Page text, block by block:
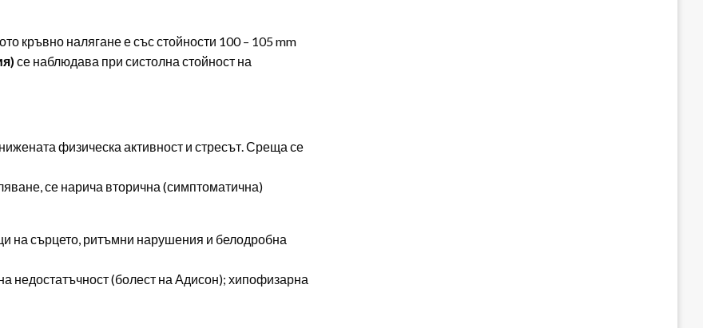
кръвно налягане е със стойности 100 – 105 mm
се наблюдава при систолна стойност на
физическа активност и стресът. Среща се
се нарича вторична (симптоматична)
на сърцето, ритъмни нарушения и белодробна
недостатъчност (болест на Адисон); хипофизарна